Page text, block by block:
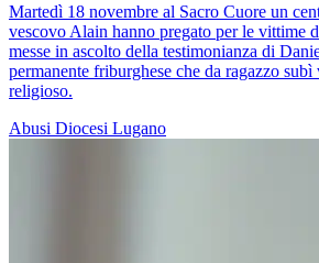
Martedì 18 novembre al Sacro Cuore un
vescovo Alain hanno pregato per le vittime
messe in ascolto della testimonianza di
permanente friburghese che da ragazzo subì
religioso.
Abusi Diocesi Lugano